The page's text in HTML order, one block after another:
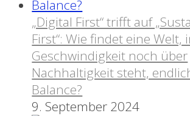
„Digital First“ trifft auf
First“: Wie findet eine Welt,
Geschwindigkeit noch über
Nachhaltigkeit steht,
Balance?
9. September 2024